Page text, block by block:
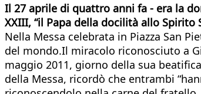
Il 27 aprile di quattro anni fa - era la
XXIII, “il Papa della docilità allo Spirito
Nella Messa celebrata in Piazza San
del mondo.Il miracolo riconosciuto a
maggio 2011, giorno della sua
della Messa, ricordò che entrambi